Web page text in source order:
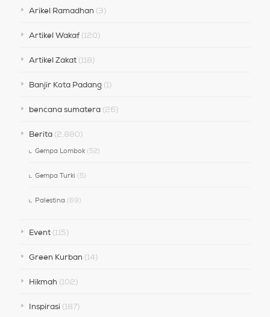
Arikel Ramadhan (3)
Artikel Wakaf(120)
Artikel Zakat(118)
Banjir Kota Padang(1)
bencana sumatera(26)
Berita(2,880)
Gempa Lombok(52)
Gempa Turki (5)
Palestina(69)
Event(115)
Green Kurban (14)
Hikmah (102)
Inspirasi(187)